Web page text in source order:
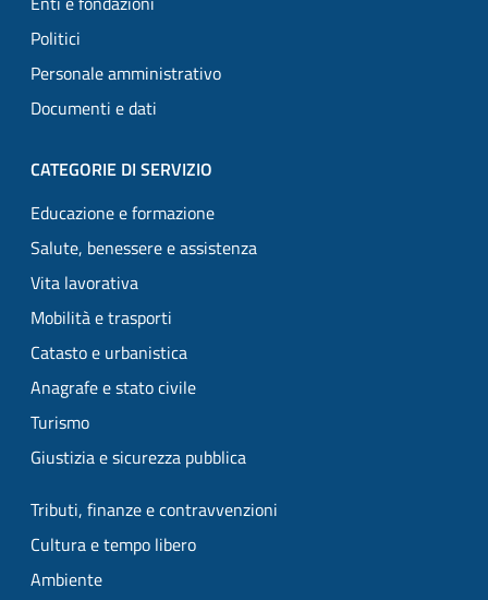
Politici
Personale amministrativo
Documenti e dati
CATEGORIE DI SERVIZIO
Educazione e formazione
Salute, benessere e assistenza
Vita lavorativa
Mobilità e trasporti
Catasto e urbanistica
Anagrafe e stato civile
Turismo
Giustizia e sicurezza pubblica
Tributi, finanze e contravvenzioni
Cultura e tempo libero
Ambiente